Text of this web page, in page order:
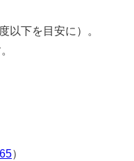
以下を目安に）。
）